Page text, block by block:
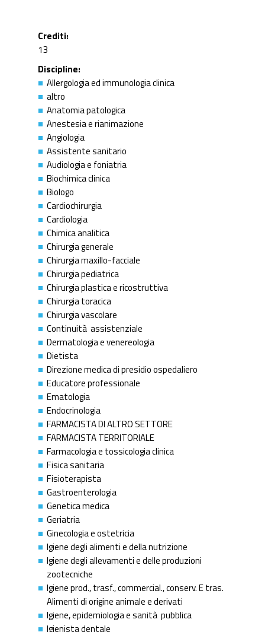
Crediti
13
Discipline
Allergologia ed immunologia clinica
altro
Anatomia patologica
Anestesia e rianimazione
Angiologia
Assistente sanitario
Audiologia e foniatria
Biochimica clinica
Biologo
Cardiochirurgia
Cardiologia
Chimica analitica
Chirurgia generale
Chirurgia maxillo-facciale
Chirurgia pediatrica
Chirurgia plastica e ricostruttiva
Chirurgia toracica
Chirurgia vascolare
Continuità assistenziale
Dermatologia e venereologia
Dietista
Direzione medica di presidio ospedaliero
Educatore professionale
Ematologia
Endocrinologia
FARMACISTA DI ALTRO SETTORE
FARMACISTA TERRITORIALE
Farmacologia e tossicologia clinica
Fisica sanitaria
Fisioterapista
Gastroenterologia
Genetica medica
Geriatria
Ginecologia e ostetricia
Igiene degli alimenti e della nutrizione
Igiene degli allevamenti e delle produzioni
zootecniche
Igiene prod., trasf., commercial., conserv. E tras.
Alimenti di origine animale e derivati
Igiene, epidemiologia e sanità pubblica
Igienista dentale